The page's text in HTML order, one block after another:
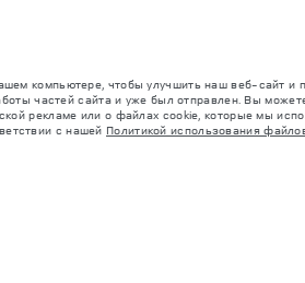
в таких испытаниях, эти значения
уведомления. Пожалуйста,
установленные после процесса
компьютере, чтобы улучшить наш веб-сайт и
частей сайта и уже был отправлен. Вы
рекламе или о файлах cookie, которые мы
с нашей Политикой использования